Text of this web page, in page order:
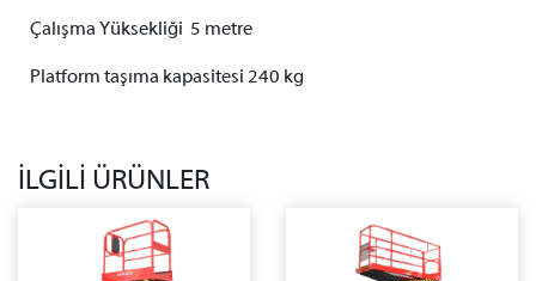
Çalışma Yüksekliği 5 metre
Platform taşıma kapasitesi 240 kg
İLGİLİ ÜRÜNLER